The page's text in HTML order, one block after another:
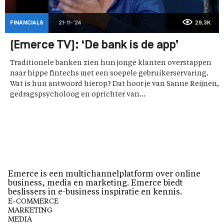
FINANCIALS 21-11-'24 29,3K
(Emerce TV): ‘De bank is de app’
Traditionele banken zien hun jonge klanten overstappen
naar hippe fintechs met een soepele gebruikerservaring.
Wat is hun antwoord hierop? Dat hoor je van Sanne Reijnen,
gedragspsycholoog en oprichter van...
Emerce is een multichannelplatform over online
business, media en marketing. Emerce biedt
beslissers in e-business inspiratie en kennis.
E-COMMERCE
MARKETING
MEDIA